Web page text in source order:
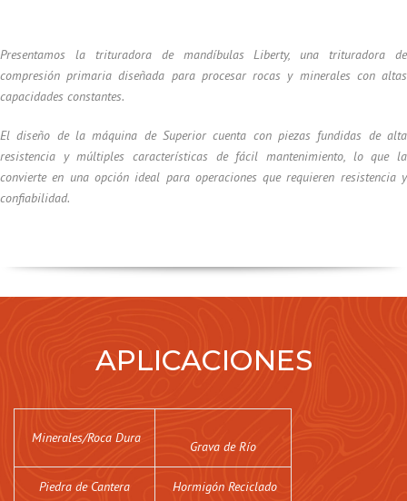
Presentamos la trituradora de mandíbulas Liberty, una trituradora de
compresión primaria diseñada para procesar rocas y minerales con altas
capacidades constantes.
El diseño de la máquina de Superior cuenta con piezas fundidas de alta
resistencia y múltiples características de fácil mantenimiento, lo que la
convierte en una opción ideal para operaciones que requieren resistencia y
confiabilidad.
APLICACIONES
Minerales/Roca Dura
Grava de Río
Piedra de Cantera Hormigón Reciclado